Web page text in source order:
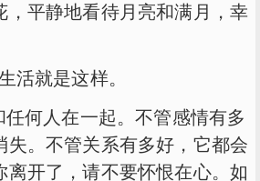
，平静地看待月亮和满月，幸
何人在一起。不管感情有多
失。不管关系有多好，它都会
离开了，请不要怀恨在心。如